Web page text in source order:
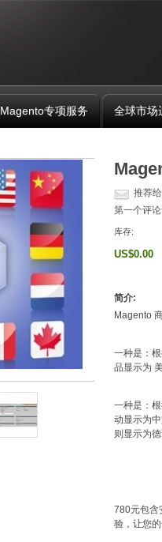
Magento专项服务 全球市场
推荐
第一个评
库存:
US$0.00
简介:
Magento
一种是：
品显示为
一种是：
动显示为
则显示为
780元包含
验，让您